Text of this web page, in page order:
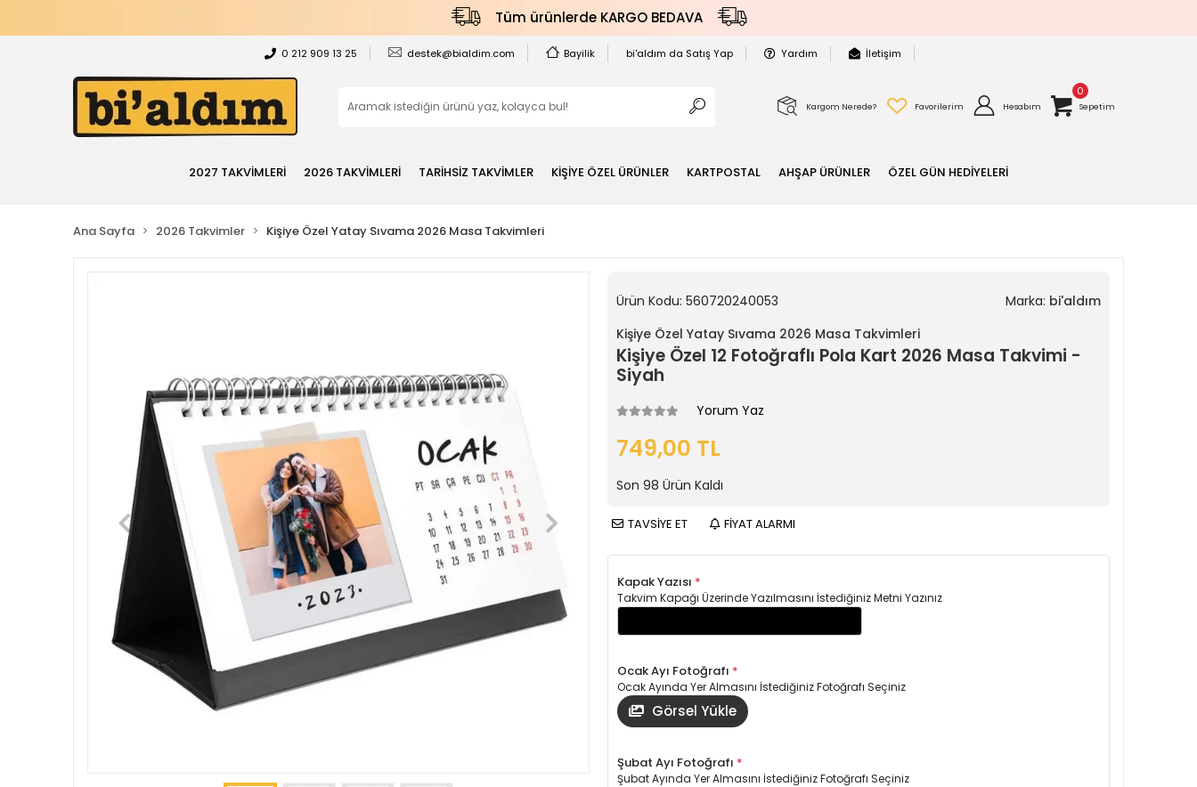
Tüm ürünlerde KARGO BEDAVA
0 212 909 13 25 destek@bialdim.com Bayilik bi'aldım da Satış Yap Yardım İletişim
Kargom Nerede? Favorilerim Hesabım
0
Sepetim
2027 TAKVİMLERİ 2026 TAKVİMLERİ TARİHSİZ TAKVİMLER KİŞİYE ÖZEL ÜRÜNLER KARTPOSTAL AHŞAP ÜRÜNLER ÖZEL GÜN HEDİYELERİ
Ana Sayfa 2026 Takvimler Kişiye Özel Yatay Sıvama 2026 Masa Takvimleri
Ürün Kodu: 560720240053 Marka: bi'aldım
Kişiye Özel Yatay Sıvama 2026 Masa Takvimleri
Kişiye Özel 12 Fotoğraflı Pola Kart 2026 Masa Takvimi -
Siyah
Yorum Yaz
749,00 TL
Son 98 Ürün Kaldı
TAVSİYE ET FİYAT ALARMI
Kapak Yazısı *
Takvim Kapağı Üzerinde Yazılmasını İstediğiniz Metni Yazınız
Ocak Ayı Fotoğrafı *
Ocak Ayında Yer Almasını İstediğiniz Fotoğrafı Seçiniz
Görsel Yükle
Şubat Ayı Fotoğrafı *
Şubat Ayında Yer Almasını İstediğiniz Fotoğrafı Seçiniz